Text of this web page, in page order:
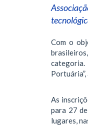
Com o
As
para 27
lugares,